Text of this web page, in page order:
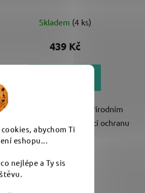
abychom Ti
eshopu...
nejlépe a Ty sis
Skladem (4 ks)
439 Kč
Antibakteriální čistič s přírodním
složením pro dlouhotrvající ochranu
povrchů v...